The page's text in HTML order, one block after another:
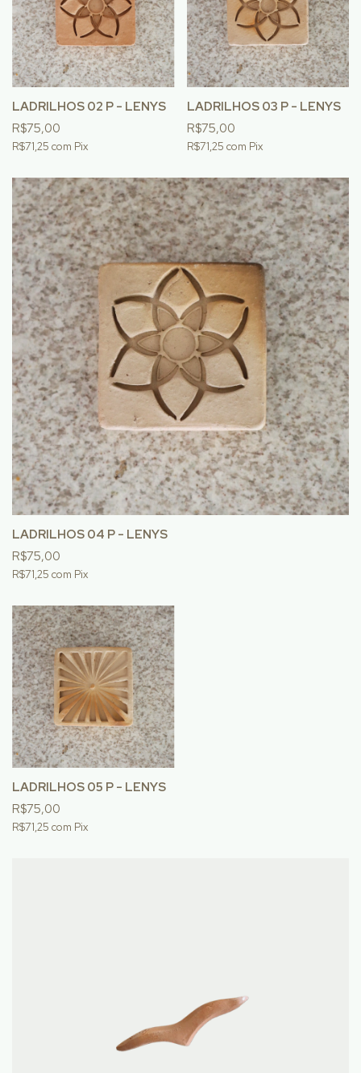
LADRILHOS 02 P - LENYS
R$75,00
R$71,25 com Pix
LADRILHOS 03 P - LENYS
R$75,00
R$71,25 com Pix
LADRILHOS 04 P - LENYS
R$75,00
R$71,25 com Pix
LADRILHOS 05 P - LENYS
R$75,00
R$71,25 com Pix